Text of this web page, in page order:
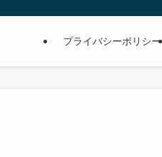
す。３０代男性。雪国のお寺で修行中。
プライバシーポリシー